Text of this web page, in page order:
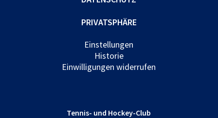
PRIVATSPHÄRE
Einstellungen
Historie
Einwilligungen widerrufen
Tennis- und Hockey-Club